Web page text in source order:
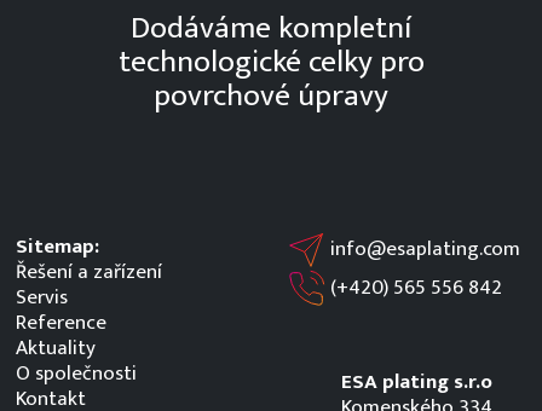
Dodáváme kompletní
technologické celky pro
povrchové úpravy
Sitemap:
Řešení a zařízení
Servis
Reference
Aktuality
O společnosti
Kontakt
info@esaplating.com
(+420)565 556 842
ESA plating s.r.o